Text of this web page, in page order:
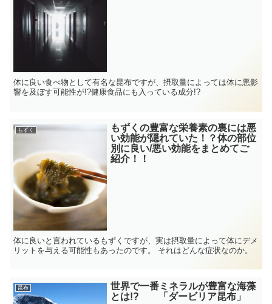
体に良い食べ物として有名な昆布ですが、摂取量によっては体に悪影
響を及ぼす可能性が!?健康食品にも入っている成分!?
もずく
もずくの豊富な栄養素の裏には悪
い効能が隠れていた！？体の部位
別に良い/悪い効能をまとめてご
紹介！！
体に良いと言われているもずくですが、実は摂取量によって体にデメ
リットを与える可能性もあったのです。 それはどんな症状なのか。
昆布
世界で一番ミネラルが豊富な海藻
とは!? 「ダービリア昆布」